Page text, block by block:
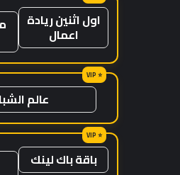
اول اثنين ريادة
اعمال
عالم
باقة باك لينك